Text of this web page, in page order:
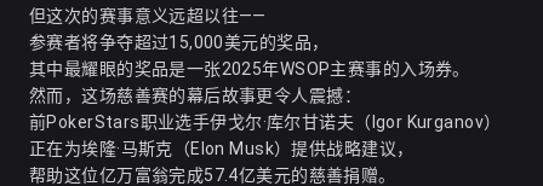
但这次的赛事意义远超以往——
参赛者将争夺超过15,000美元的奖品，
其中最耀眼的奖品是一张2025年WSOP主赛事的入场券。
然而，这场慈善赛的幕后故事更令人震撼：
前PokerStars职业选手伊戈尔·库尔甘诺夫（Igor Kurganov）
正在为埃隆·马斯克（Elon Musk）提供战略建议，
帮助这位亿万富翁完成57.4亿美元的慈善捐赠。